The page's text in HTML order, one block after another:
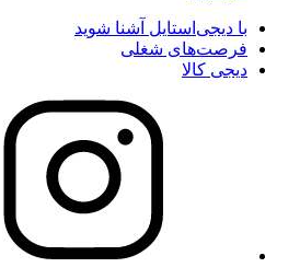
با دیجی‌استایل آشنا شوید
فرصت‌های شغلی
دیجی کالا